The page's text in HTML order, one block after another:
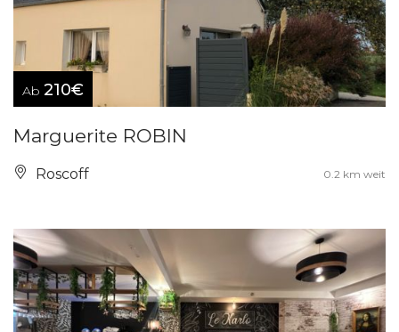
Ab 210€
Marguerite ROBIN
Roscoff 0.2 km weit